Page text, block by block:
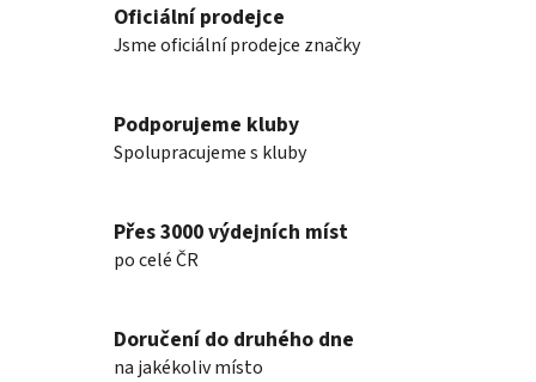
Oficiální prodejce
Jsme oficiální prodejce značky
Podporujeme kluby
Spolupracujeme s kluby
Přes 3000 výdejních míst
po celé ČR
Doručení do druhého dne
na jakékoliv místo